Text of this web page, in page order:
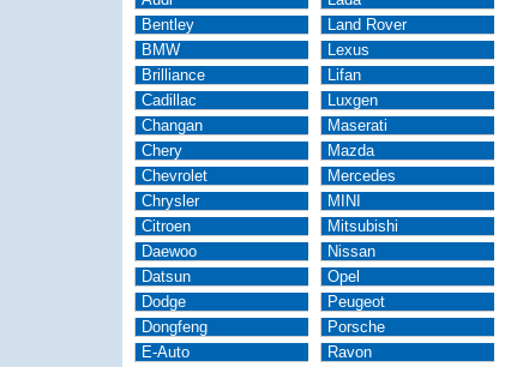
Bentley
BMW
Brilliance
Cadillac
Changan
Chery
Chevrolet
Chrysler
Citroen
Daewoo
Datsun
Dodge
Dongfeng
E-Auto
Land Rover
Lexus
Lifan
Luxgen
Maserati
Mazda
Mercedes
MINI
Mitsubishi
Nissan
Opel
Peugeot
Porsche
Ravon